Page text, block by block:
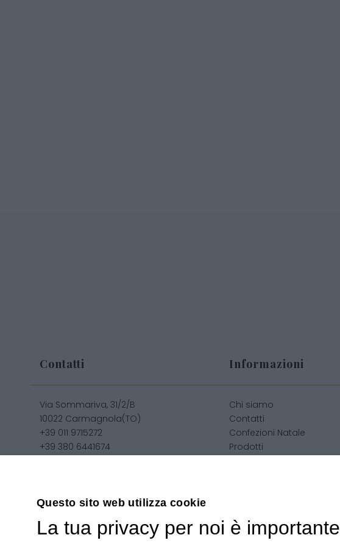
Contatti
Via Sommariva, 31/2/B
10022 Carmagnola(TO)
+39 011 9715272
+39 380 6441674
Informazioni
Chi siamo
Contatti
Confezioni Natale
Prodotti
Questo sito web utilizza cookie
La tua privacy per noi è importante